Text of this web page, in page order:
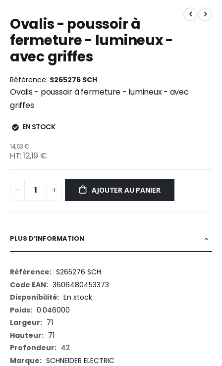
the
beginning
of
the
images
Ovalis - poussoir à
fermeture - lumineux -
avec griffes
Référence S265276 SCH
Ovalis - poussoir à fermeture - lumineux - avec
griffes
EN STOCK
14,63 €
12,19 €
AJOUTER AU PANIER
PLUS D’INFORMATION
Plus
d’information
S265276 SCH
3606480453373
En stock
0.046000
71
71
42
SCHNEIDER ELECTRIC